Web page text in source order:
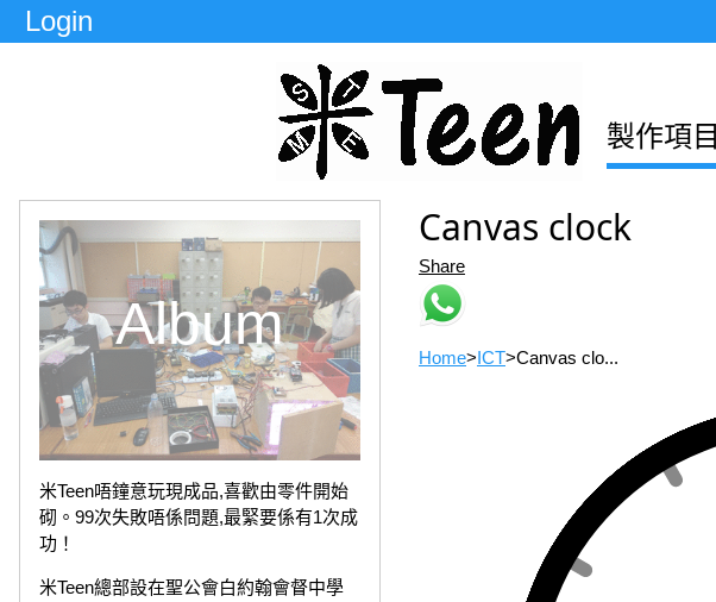
Login
製作項目
Album
米Teen唔鐘意玩現成品,喜歡由零件開始
砌。99次失敗唔係問題,最緊要係有1次成
功！
米Teen總部設在聖公會白約翰會督中學
Canvas clock
Share
Home>ICT>Canvas clo...